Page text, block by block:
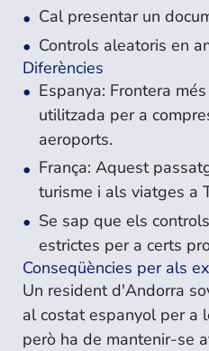
Cal presentar un
Controls aleatoris en
Diferències
Espanya: Frontera
utilitzada per a
aeroports.
França: Aquest
turisme i als viatges a
Se sap que els
estrictes per a certs
Conseqüències per als
Un resident d'Andorra
al costat espanyol per a
però ha de mantenir-se